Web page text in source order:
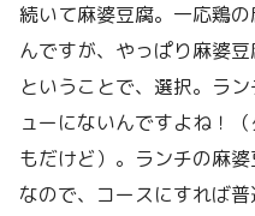
続いて麻婆豆腐。一応鶏
んですが、やっぱり麻婆豆
ということで、選択。ラ
ューにないんですよね！
もだけど）。ランチの麻
なので、コースにすれば